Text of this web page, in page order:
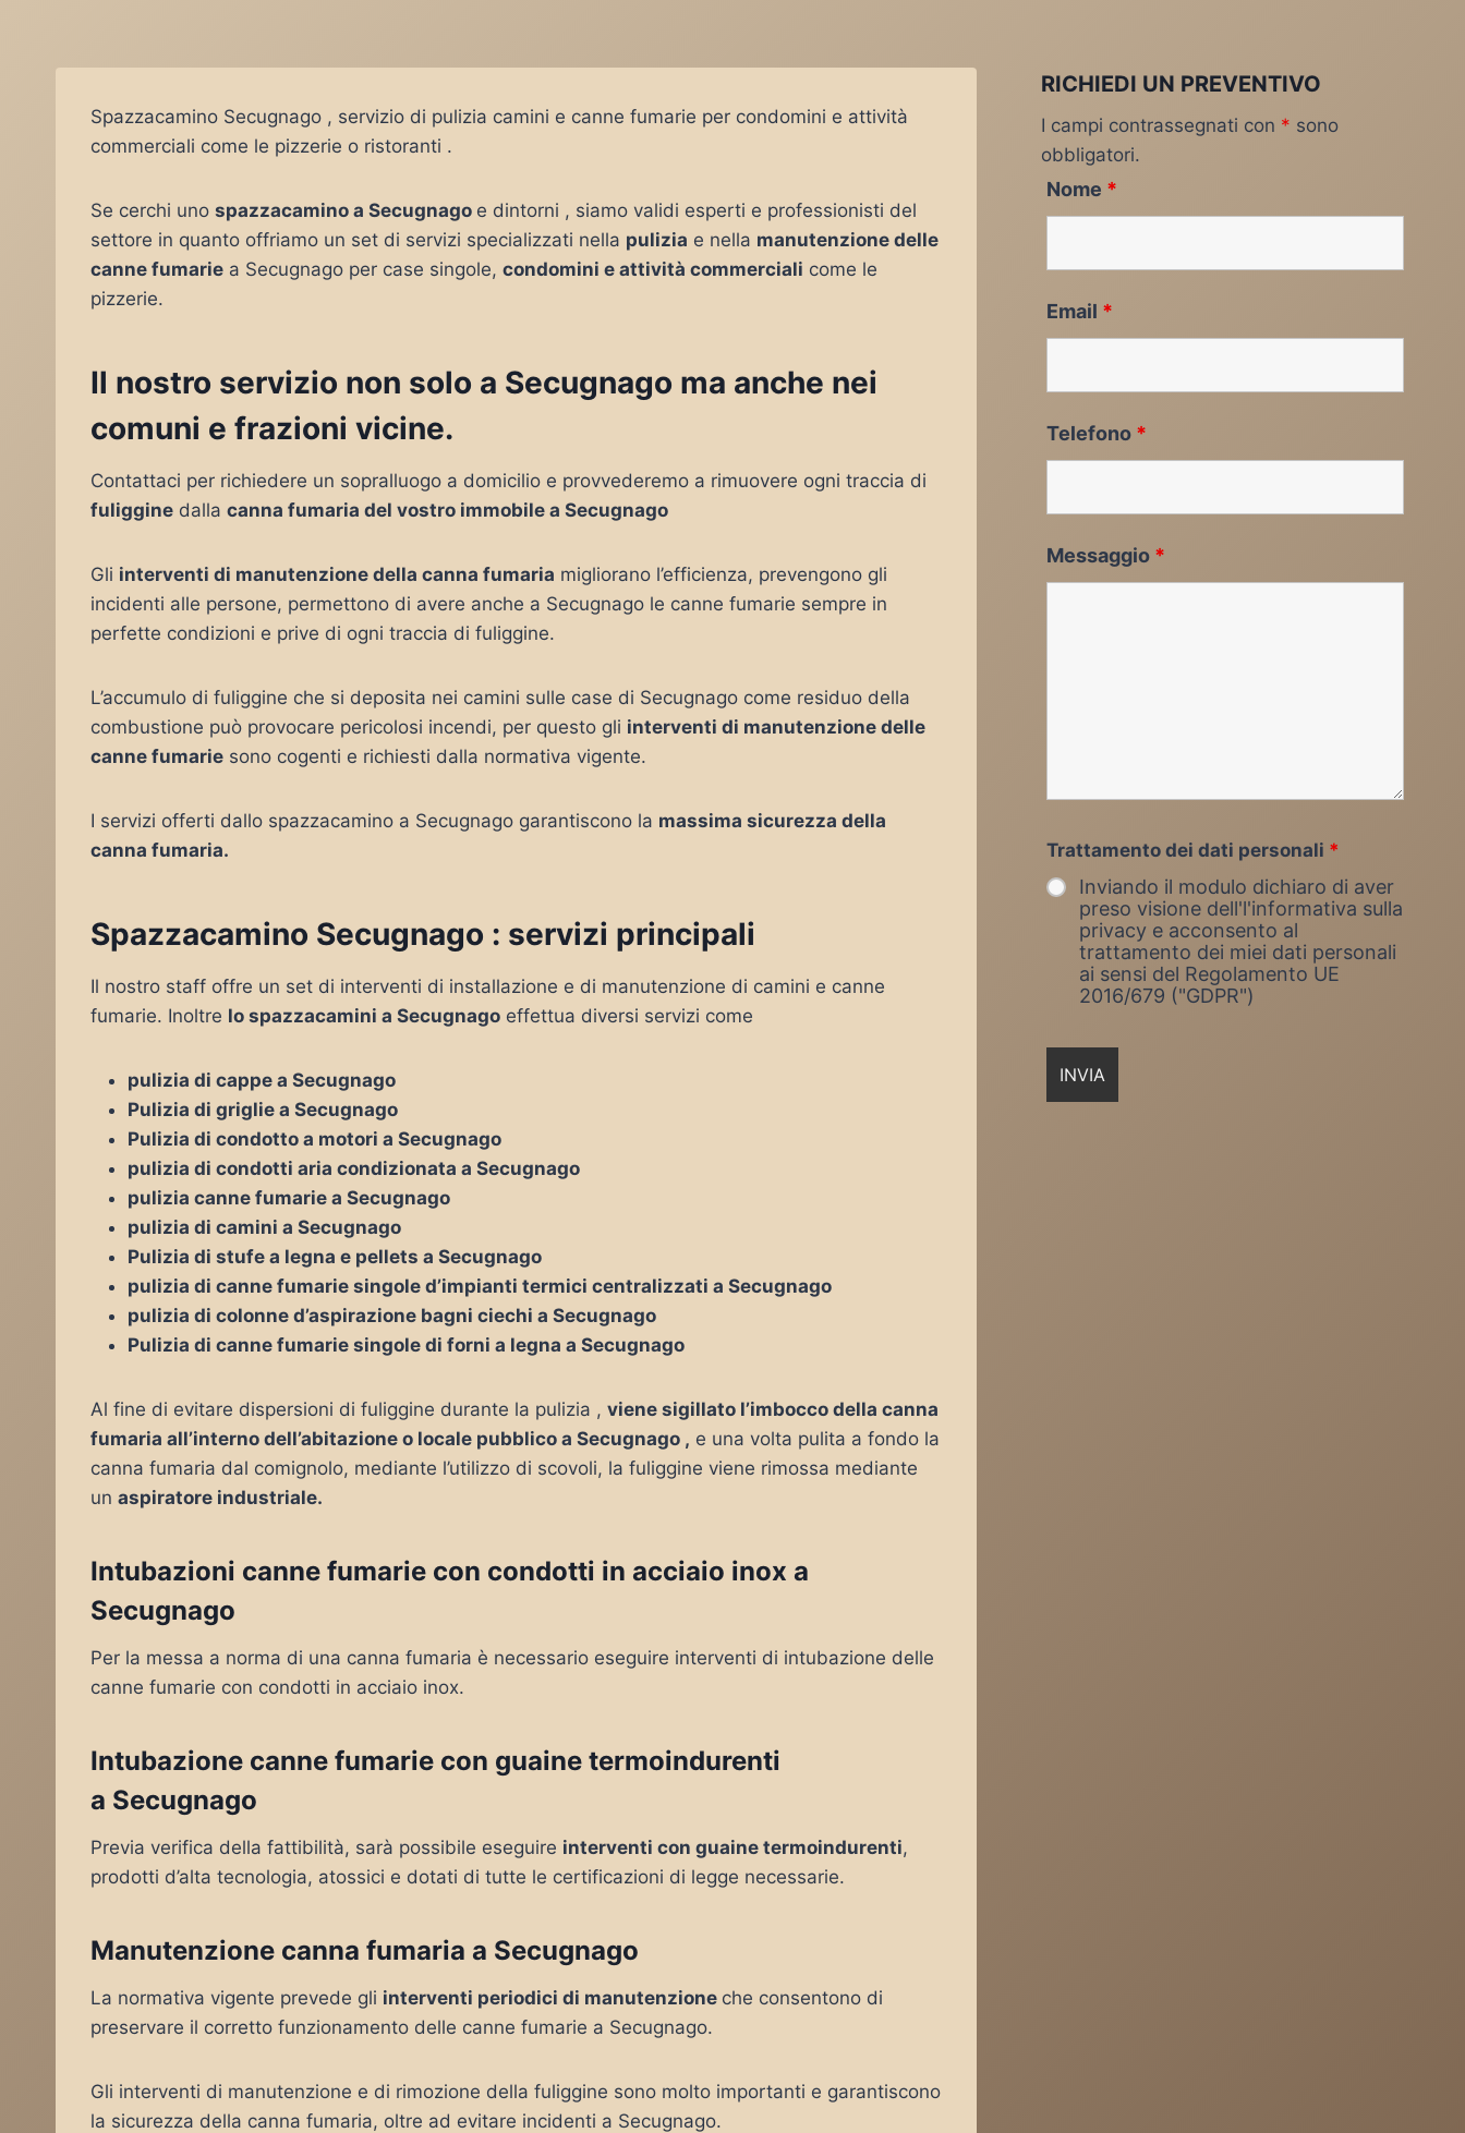
Spazzacamino Secugnago , servizio di pulizia camini e canne fumarie per condomini e attività
commerciali come le pizzerie o ristoranti .
Se cerchi uno spazzacamino a Secugnago e dintorni , siamo validi esperti e professionisti del
settore in quanto offriamo un set di servizi specializzati nella pulizia e nella manutenzione delle
canne fumarie a Secugnago per case singole, condomini e attività commerciali come le
pizzerie.
Il nostro servizio non solo a Secugnago ma anche nei
comuni e frazioni vicine.
Contattaci per richiedere un sopralluogo a domicilio e provvederemo a rimuovere ogni traccia di
fuliggine dalla canna fumaria del vostro immobile a Secugnago
Gli interventi di manutenzione della canna fumaria migliorano l’efficienza, prevengono gli
incidenti alle persone, permettono di avere anche a Secugnago le canne fumarie sempre in
perfette condizioni e prive di ogni traccia di fuliggine.
L’accumulo di fuliggine che si deposita nei camini sulle case di Secugnago come residuo della
combustione può provocare pericolosi incendi, per questo gli interventi di manutenzione delle
canne fumarie sono cogenti e richiesti dalla normativa vigente.
I servizi offerti dallo spazzacamino a Secugnago garantiscono la massima sicurezza della
canna fumaria.
Spazzacamino Secugnago : servizi principali
Il nostro staff offre un set di interventi di installazione e di manutenzione di camini e canne
fumarie. Inoltre lo spazzacamini a Secugnago effettua diversi servizi come
pulizia di cappe a Secugnago
Pulizia di griglie a Secugnago
Pulizia di condotto a motori a Secugnago
pulizia di condotti aria condizionata a Secugnago
pulizia canne fumarie a Secugnago
pulizia di camini a Secugnago
Pulizia di stufe a legna e pellets a Secugnago
pulizia di canne fumarie singole d’impianti termici centralizzati a Secugnago
pulizia di colonne d’aspirazione bagni ciechi a Secugnago
Pulizia di canne fumarie singole di forni a legna a Secugnago
Al fine di evitare dispersioni di fuliggine durante la pulizia , viene sigillato l’imbocco della canna
fumaria all’interno dell’abitazione o locale pubblico a Secugnago , e una volta pulita a fondo la
canna fumaria dal comignolo, mediante l’utilizzo di scovoli, la fuliggine viene rimossa mediante
un aspiratore industriale.
Intubazioni canne fumarie con condotti in acciaio inox a
Secugnago
Per la messa a norma di una canna fumaria è necessario eseguire interventi di intubazione delle
canne fumarie con condotti in acciaio inox.
Intubazione canne fumarie con guaine termoindurenti
a Secugnago
Previa verifica della fattibilità, sarà possibile eseguire interventi con guaine termoindurenti,
prodotti d’alta tecnologia, atossici e dotati di tutte le certificazioni di legge necessarie.
Manutenzione canna fumaria a Secugnago
La normativa vigente prevede gli interventi periodici di manutenzione che consentono di
preservare il corretto funzionamento delle canne fumarie a Secugnago.
Gli interventi di manutenzione e di rimozione della fuliggine sono molto importanti e garantiscono
la sicurezza della canna fumaria, oltre ad evitare incidenti a Secugnago.
RICHIEDI UN PREVENTIVO
I campi contrassegnati con * sono
obbligatori.
Nome *
Email *
Telefono *
Messaggio *
Trattamento dei dati personali *
Inviando il modulo dichiaro di aver
preso visione dell'l'informativa sulla
privacy e acconsento al
trattamento dei miei dati personali
ai sensi del Regolamento UE
2016/679 ("GDPR")